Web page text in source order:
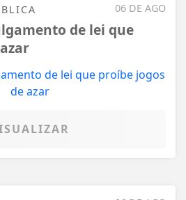
06 DE AGO
de lei que